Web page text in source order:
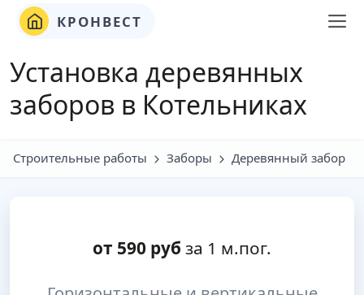
КРОНВЕСТ
Установка деревянных
заборов в Котельниках
Строительные работы Заборы Деревянный забор
от 590 руб за 1 м.пог.